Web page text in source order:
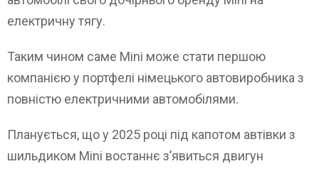
електричну тягу.
Таким чином саме Mini може стати першою
компанією у портфелі німецького автовиробника з
повністю електричними автомобілями.
Планується, що у 2025 році під капотом автівки з
шильдиком Mini востаннє з’явиться двигун